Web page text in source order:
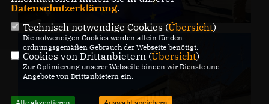
Datenschutzerklärung.
Technisch notwendige Cookies (Übersicht)
Die notwendigen Cookies werden allein für den
ordnungsgemäßen Gebrauch der Webseite benötigt.
Cookies von Drittanbietern (Übersicht)
Zur Optimierung unserer Webseite binden wir Dienste und
Angebote von Drittanbietern ein.